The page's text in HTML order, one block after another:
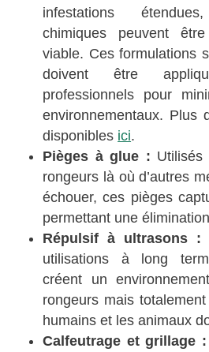
infestations
chimiques peuvent
viable. Ces formulations
doivent être
professionnels pour
environnementaux. Plus
disponibles ici.
Pièges à glue :
rongeurs là où d’autres
échouer, ces pièges
permettant une
Répulsif à ultrasons :
utilisations à long
créent un
rongeurs mais
humains et les animaux
Calfeutrage et grillage :